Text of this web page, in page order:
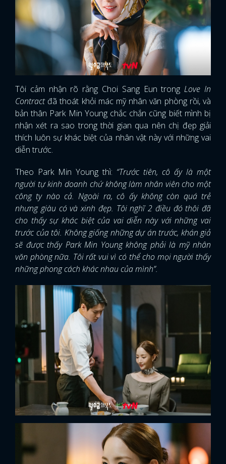
Tôi cảm nhận rõ rằng Choi Sang Eun trongLove In
Contractđã thoát khỏi mác mỹ nhân văn phòng rồi, và
bản thân Park Min Young chắc chắn cũng biết mình bị
nhận xét ra sao trong thời gian qua nên chị đẹp giải
thích luôn sự khác biệt của nhân vật này với những vai
diễn trước.
Theo Park Min Young thì: “Trước tiên, cô ấy là một
người tự kinh doanh chứ không làm nhân viên cho một
công ty nào cả. Ngoài ra, cô ấy không còn quá trẻ
nhưng giàu có và xinh đẹp. Tôi nghĩ 2 điều đó thôi đã
cho thấy sự khác biệt của vai diễn này với những vai
trước của tôi. Không giống những dự án trước, khán giả
sẽ được thấy Park Min Young không phải là mỹ nhân
văn phòng nữa. Tôi rất vui vì có thể cho mọi người thấy
những phong cách khác nhau của mình”.